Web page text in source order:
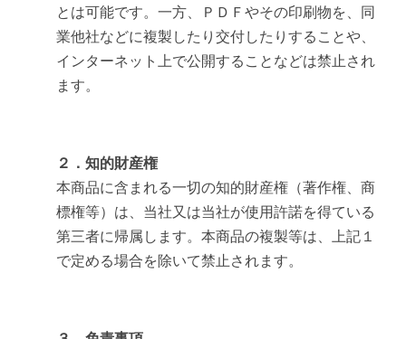
とは可能です。一方、ＰＤＦやその印刷物を、同
業他社などに複製したり交付したりすることや、
インターネット上で公開することなどは禁止され
ます。
２．知的財産権
本商品に含まれる一切の知的財産権（著作権、商
標権等）は、当社又は当社が使用許諾を得ている
第三者に帰属します。本商品の複製等は、上記１
で定める場合を除いて禁止されます。